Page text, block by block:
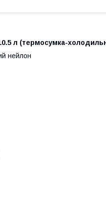
л (термосумка-
нейлон